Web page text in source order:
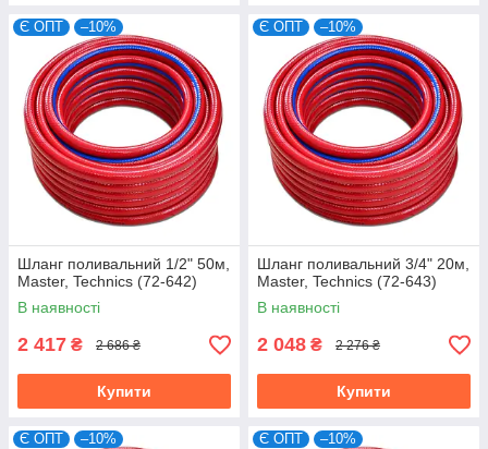
Є ОПТ –10%
Шланг поливальний 1/2" 50м,
Master, Technics (72-642)
В наявності
2 417 ₴ 2 686 ₴
Купити
Є ОПТ –10%
Шланг поливальний 3/4" 20м,
Master, Technics (72-643)
В наявності
2 048 ₴ 2 276 ₴
Купити
Є ОПТ –10% Є ОПТ –10%